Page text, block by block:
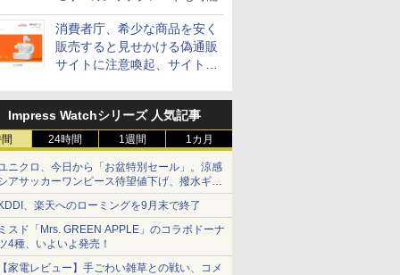
消費者庁、希少な商品を安く
販売すると見せかける偽通販
サイトに注意喚起、サイト名
Impress Watchシリーズ 人気記事
24時間 1週間 1カ月
ニクロ、今日から「お盆特別セール」。涼感
アサッカーワンピース待望値下げ、撥水ギア
ョーツは1990円に
、楽天へのローミングを9月末で終了
スド「Mrs. GREEN APPLE」のコラボドーナ
4種、いよいよ発売！
家電レビュー】手ごわい雑草との戦い、コメ